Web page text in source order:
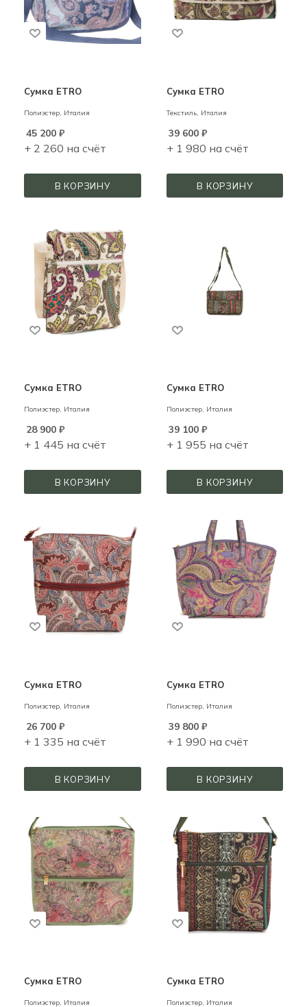
Сумка ETRO
Полиэстер, Италия
45 200 ₽
+ 2 260 на счёт
В КОРЗИНУ
Сумка ETRO
Текстиль, Италия
39 600₽
+ 1 980 на счёт
В КОРЗИНУ
Сумка ETRO
Полиэстер, Италия
28 900 ₽
+ 1 445 на счёт
В КОРЗИНУ
Сумка ETRO
Полиэстер, Италия
39 100₽
+ 1 955 на счёт
В КОРЗИНУ
Сумка ETRO
Полиэстер, Италия
26 700 ₽
+ 1 335 на счёт
В КОРЗИНУ
Сумка ETRO
Полиэстер, Италия
39 800₽
+ 1 990 на счёт
В КОРЗИНУ
Сумка ETRO
Полиэстер, Италия
Сумка ETRO
Полиэстер, Италия